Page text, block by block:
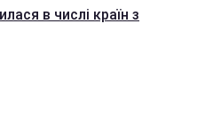
в числі країн з